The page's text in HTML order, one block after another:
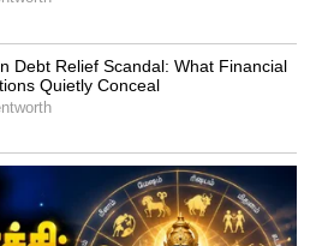
முக்கிய நிபந்தனைகள்
வேண்டும்:
அக்கவுன்ட் நம்பர் (UAN)
கட்டாயம்.